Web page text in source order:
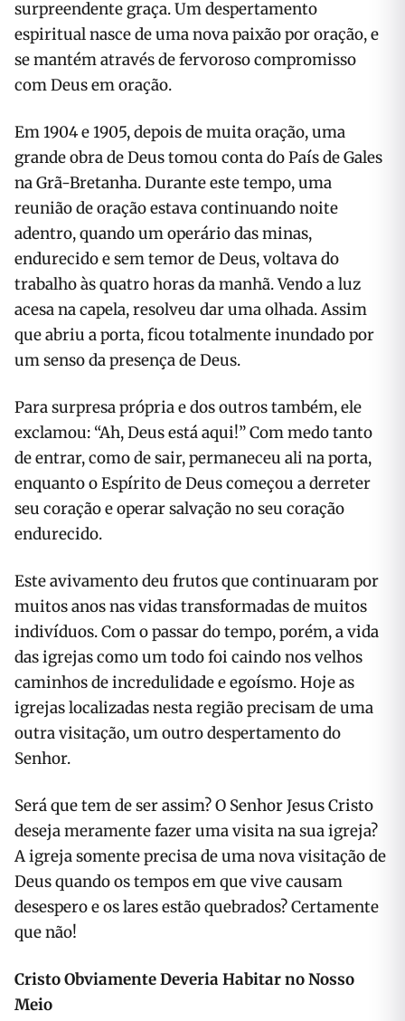
surpreendente graça. Um despertamento
espiritual nasce de uma nova paixão por oração, e
se mantém através de fervoroso compromisso
com Deus em oração.
Em 1904 e 1905, depois de muita oração, uma
grande obra de Deus tomou conta do País de Gales
na Grã-Bretanha. Durante este tempo, uma
reunião de oração estava continuando noite
adentro, quando um operário das minas,
endurecido e sem temor de Deus, voltava do
trabalho às quatro horas da manhã. Vendo a luz
acesa na capela, resolveu dar uma olhada. Assim
que abriu a porta, ficou totalmente inundado por
um senso da presença de Deus.
Para surpresa própria e dos outros também, ele
exclamou: “Ah, Deus está aqui!” Com medo tanto
de entrar, como de sair, permaneceu ali na porta,
enquanto o Espírito de Deus começou a derreter
seu coração e operar salvação no seu coração
endurecido.
Este avivamento deu frutos que continuaram por
muitos anos nas vidas transformadas de muitos
indivíduos. Com o passar do tempo, porém, a vida
das igrejas como um todo foi caindo nos velhos
caminhos de incredulidade e egoísmo. Hoje as
igrejas localizadas nesta região precisam de uma
outra visitação, um outro despertamento do
Senhor.
Será que tem de ser assim? O Senhor Jesus Cristo
deseja meramente fazer uma visita na sua igreja?
A igreja somente precisa de uma nova visitação de
Deus quando os tempos em que vive causam
desespero e os lares estão quebrados? Certamente
que não!
Cristo Obviamente Deveria Habitar no Nosso
Meio